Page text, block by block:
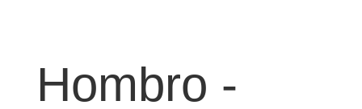
Hombro -